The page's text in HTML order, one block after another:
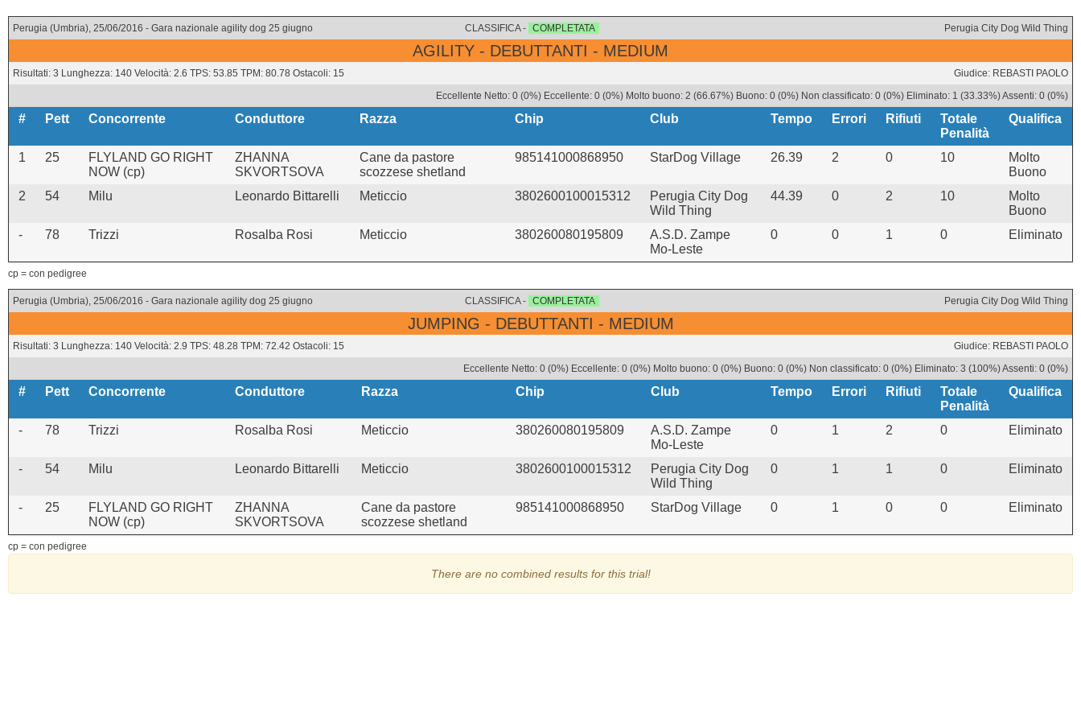
Perugia (Umbria), 25/06/2016 - Gara nazionale agility dog 25 giugno CLASSIFICA - COMPLETATA Perugia City Dog Wild Thing
AGILITY - DEBUTTANTI - MEDIUM
Risultati: 3 Lunghezza: 140 Velocità: 2.6 TPS: 53.85 TPM: 80.78 Ostacoli: 15
Giudice: REBASTI PAOLO
Eccellente Netto: 0 (0%) Eccellente: 0 (0%) Molto buono: 2 (66.67%) Buono: 0 (0%) Non classificato: 0 (0%) Eliminato: 1 (33.33%) Assenti: 0 (0%)
# Pett Concorrente Conduttore Razza Chip Club Tempo Errori Rifiuti
Totale
Penalità
Qualifica
1 25
FLYLAND GO RIGHT
NOW (cp)
ZHANNA
SKVORTSOVA
Cane da pastore
scozzese shetland
985141000868950 StarDog Village 26.39 2 0 10
Molto
Buono
2
54 Milu Leonardo Bittarelli Meticcio 3802600100015312
Perugia City Dog
Wild Thing
44.39 0 2 10
Molto
Buono
-
78 Trizzi Rosalba Rosi Meticcio 380260080195809
A.S.D. Zampe
Mo-Leste
0 0 1 0 Eliminato
cp = con pedigree
Perugia (Umbria), 25/06/2016 - Gara nazionale agility dog 25 giugno CLASSIFICA - COMPLETATA Perugia City Dog Wild Thing
JUMPING - DEBUTTANTI - MEDIUM
Risultati: 3 Lunghezza: 140 Velocità: 2.9 TPS: 48.28 TPM: 72.42 Ostacoli: 15
Giudice: REBASTI PAOLO
Eccellente Netto: 0 (0%) Eccellente: 0 (0%) Molto buono: 0 (0%) Buono: 0 (0%) Non classificato: 0 (0%) Eliminato: 3 (100%) Assenti: 0 (0%)
# Pett Concorrente Conduttore Razza Chip Club Tempo Errori Rifiuti
Totale
Penalità
Qualifica
- 78 Trizzi Rosalba Rosi Meticcio 380260080195809
A.S.D. Zampe
Mo-Leste
0 1 2 0 Eliminato
- 54 Milu Leonardo Bittarelli Meticcio 3802600100015312
Perugia City Dog
Wild Thing
0 1 1 0 Eliminato
- 25
FLYLAND GO RIGHT
NOW (cp)
ZHANNA
SKVORTSOVA
Cane da pastore
scozzese shetland
985141000868950 StarDog Village 0 1 0 0 Eliminato
cp = con pedigree
There are no combined results for this trial!